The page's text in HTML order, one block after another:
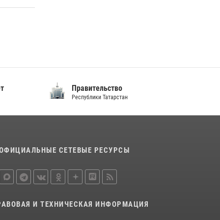
Правительство
Республики Татарстан
СЕТЕВЫЕ РЕСУРСЫ
И ТЕХНИЧЕСКАЯ ИНФОРМАЦИЯ